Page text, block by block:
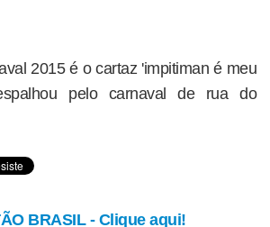
2015 é o cartaz 'impitiman é meu
pelo carnaval de rua do
BRASIL - Clique aqui!